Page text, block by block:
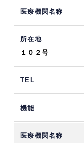
１０２号